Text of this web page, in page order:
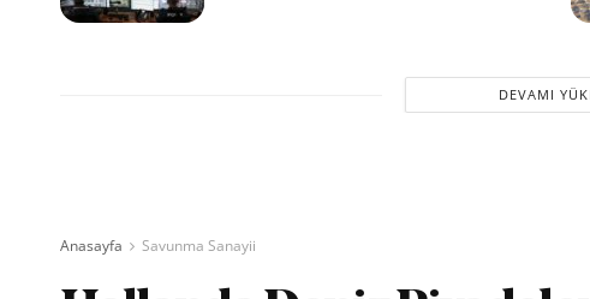
DEVAMI
Anasayfa Savunma Sanayii